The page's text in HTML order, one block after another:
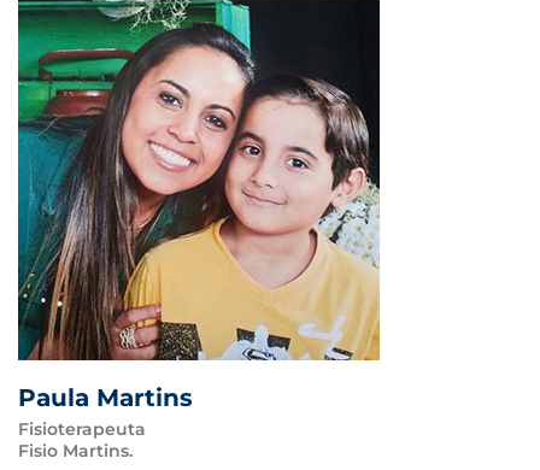
Paula Martins
Fisioterapeuta
Fisio Martins.